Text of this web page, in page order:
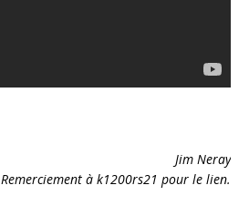
Jim Neray
Remerciement à k1200rs21 pour le lien.